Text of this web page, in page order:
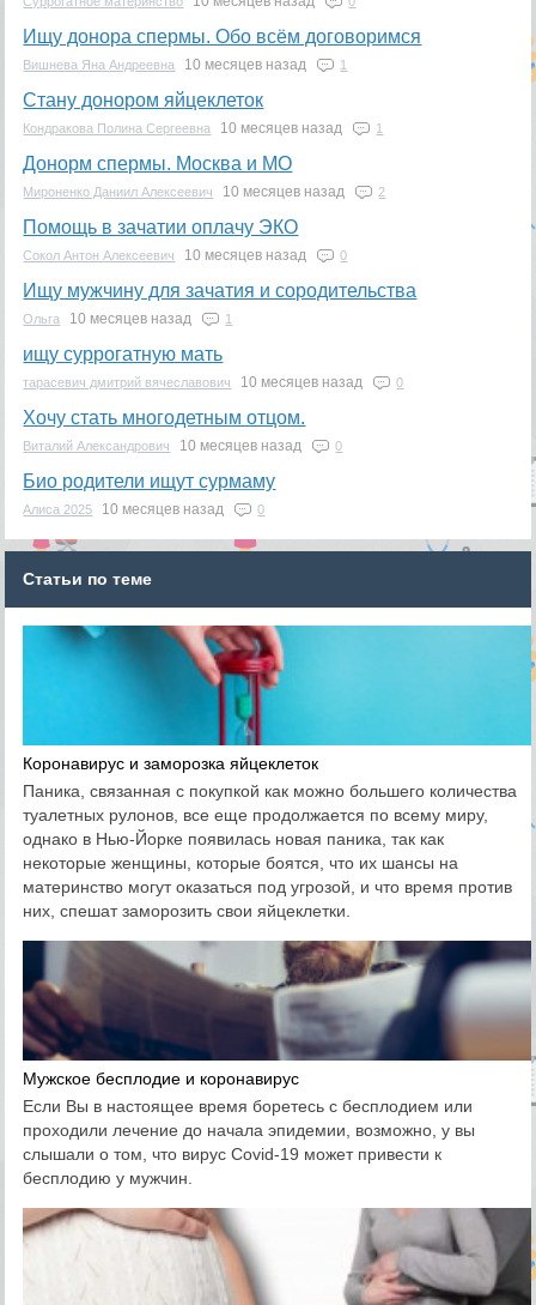
Ищу донора спермы. Обо всём договоримся
Вишнева Яна Андреевна 10 месяцев назад 1
Стану донором яйцеклеток
Кондракова Полина Сергеевна 10 месяцев назад 1
Донорм спермы. Москва и МО
Мироненко Даниил Алексеевич 10 месяцев назад 2
Помощь в зачатии оплачу ЭКО
Сокол Антон Алексеевич 10 месяцев назад 0
Ищу мужчину для зачатия и сородительства
Ольга 10 месяцев назад 1
ищу суррогатную мать
тарасевич дмитрий вячеславович 10 месяцев назад 0
Хочу стать многодетным отцом.
Виталий Александрович 10 месяцев назад 0
Био родители ищут сурмаму
Алиса 2025 10 месяцев назад 0
Статьи по теме
Коронавирус и заморозка яйцеклеток
Паника, связанная с покупкой как можно большего количества
туалетных рулонов, все еще продолжается по всему миру,
однако в Нью-Йорке появилась новая паника, так как
некоторые женщины, которые боятся, что их шансы на
материнство могут оказаться под угрозой, и что время против
них, спешат заморозить свои яйцеклетки.
Мужское бесплодие и коронавирус
Если Вы в настоящее время боретесь с бесплодием или
проходили лечение до начала эпидемии, возможно, у вы
слышали о том, что вирус Covid-19 может привести к
бесплодию у мужчин.